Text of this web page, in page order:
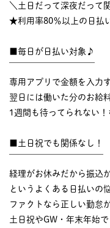
＼土日だって深夜だって
★利用率80％以上の日払
■毎日が日払い対象♪
専用アプリで金額を入力
翌日には働いた分のお給
1週間も待ってられない
■土日祝でも関係なし！
経理がお休みだから振込
というよくある日払いの
ファクトなら正しい勤怠
土日祝やGW・年末年始